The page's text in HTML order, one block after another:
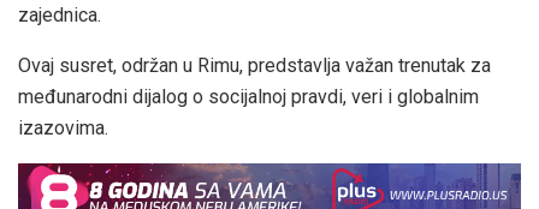
zajednica.
Ovaj susret, održan u Rimu, predstavlja važan trenutak za
međunarodni dijalog o socijalnoj pravdi, veri i globalnim
izazovima.